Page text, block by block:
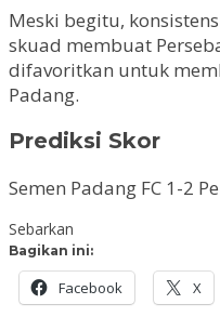
Meski begitu,
skuad membuat
difavoritkan untuk
Padang.
Prediksi Skor
Semen Padang FC 1-2
Sebarkan
Bagikan ini:
Facebook X